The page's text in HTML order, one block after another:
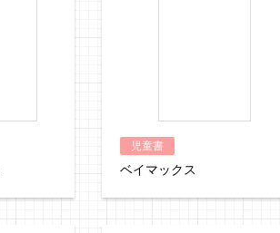
児童書
ベイマックス